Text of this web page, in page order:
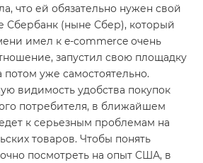
что ей обязательно нужен свой
Сбербанк (ныне Сбер), который
имел к e-commerce очень
запустил свою площадку
потом уже самостоятельно.
видимость удобства покупок
потребителя, в ближайшем
к серьезным проблемам на
товаров. Чтобы понять
посмотреть на опыт США, в